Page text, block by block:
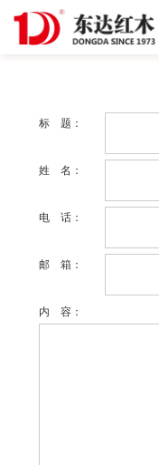
标 题：
姓 名：
电 话：
邮 箱：
内 容：